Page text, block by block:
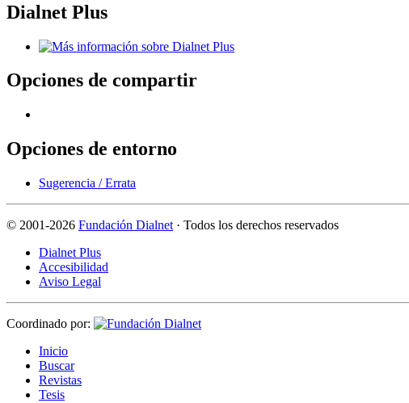
Dialnet Plus
Opciones de compartir
Opciones de entorno
Sugerencia / Errata
© 2001-2026 Fundación Dialnet · Todos los derechos reservados
Dialnet Plus
Accesibilidad
Aviso Legal
Coordinado por:
Inicio
Buscar
Revistas
Tesis